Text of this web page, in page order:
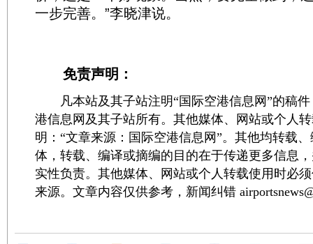
一步完善。”李晓津说。
免责声明：
凡本站及其子站注明“国际空港信息网”的稿件
港信息网及其子站所有。其他媒体、网站或个人
明：“文章来源：国际空港信息网”。其他均转载
体，转载、编译或摘编的目的在于传递更多信息
实性负责。其他媒体、网站或个人转载使用时必
来源。文章内容仅供参考，新闻纠错